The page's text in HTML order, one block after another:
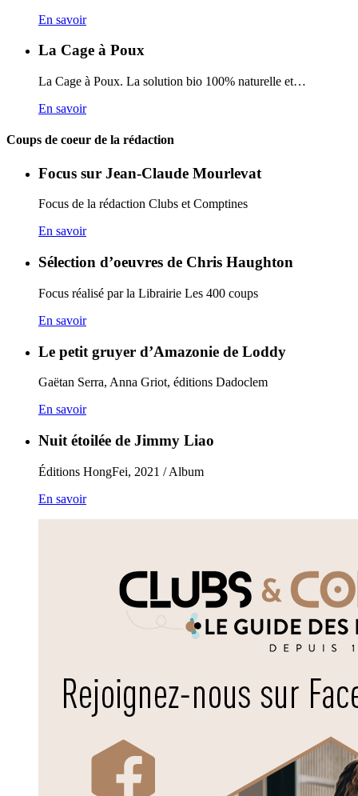
En savoir
La Cage à Poux
La Cage à Poux. La solution bio 100% naturelle et…
En savoir
Coups de coeur de la rédaction
Focus sur Jean-Claude Mourlevat
Focus de la rédaction Clubs et Comptines
En savoir
Sélection d’oeuvres de Chris Haughton
Focus réalisé par la Librairie Les 400 coups
En savoir
Le petit gruyer d’Amazonie de Loddy
Gaëtan Serra, Anna Griot, éditions Dadoclem
En savoir
Nuit étoilée de Jimmy Liao
Éditions HongFei, 2021 / Album
En savoir